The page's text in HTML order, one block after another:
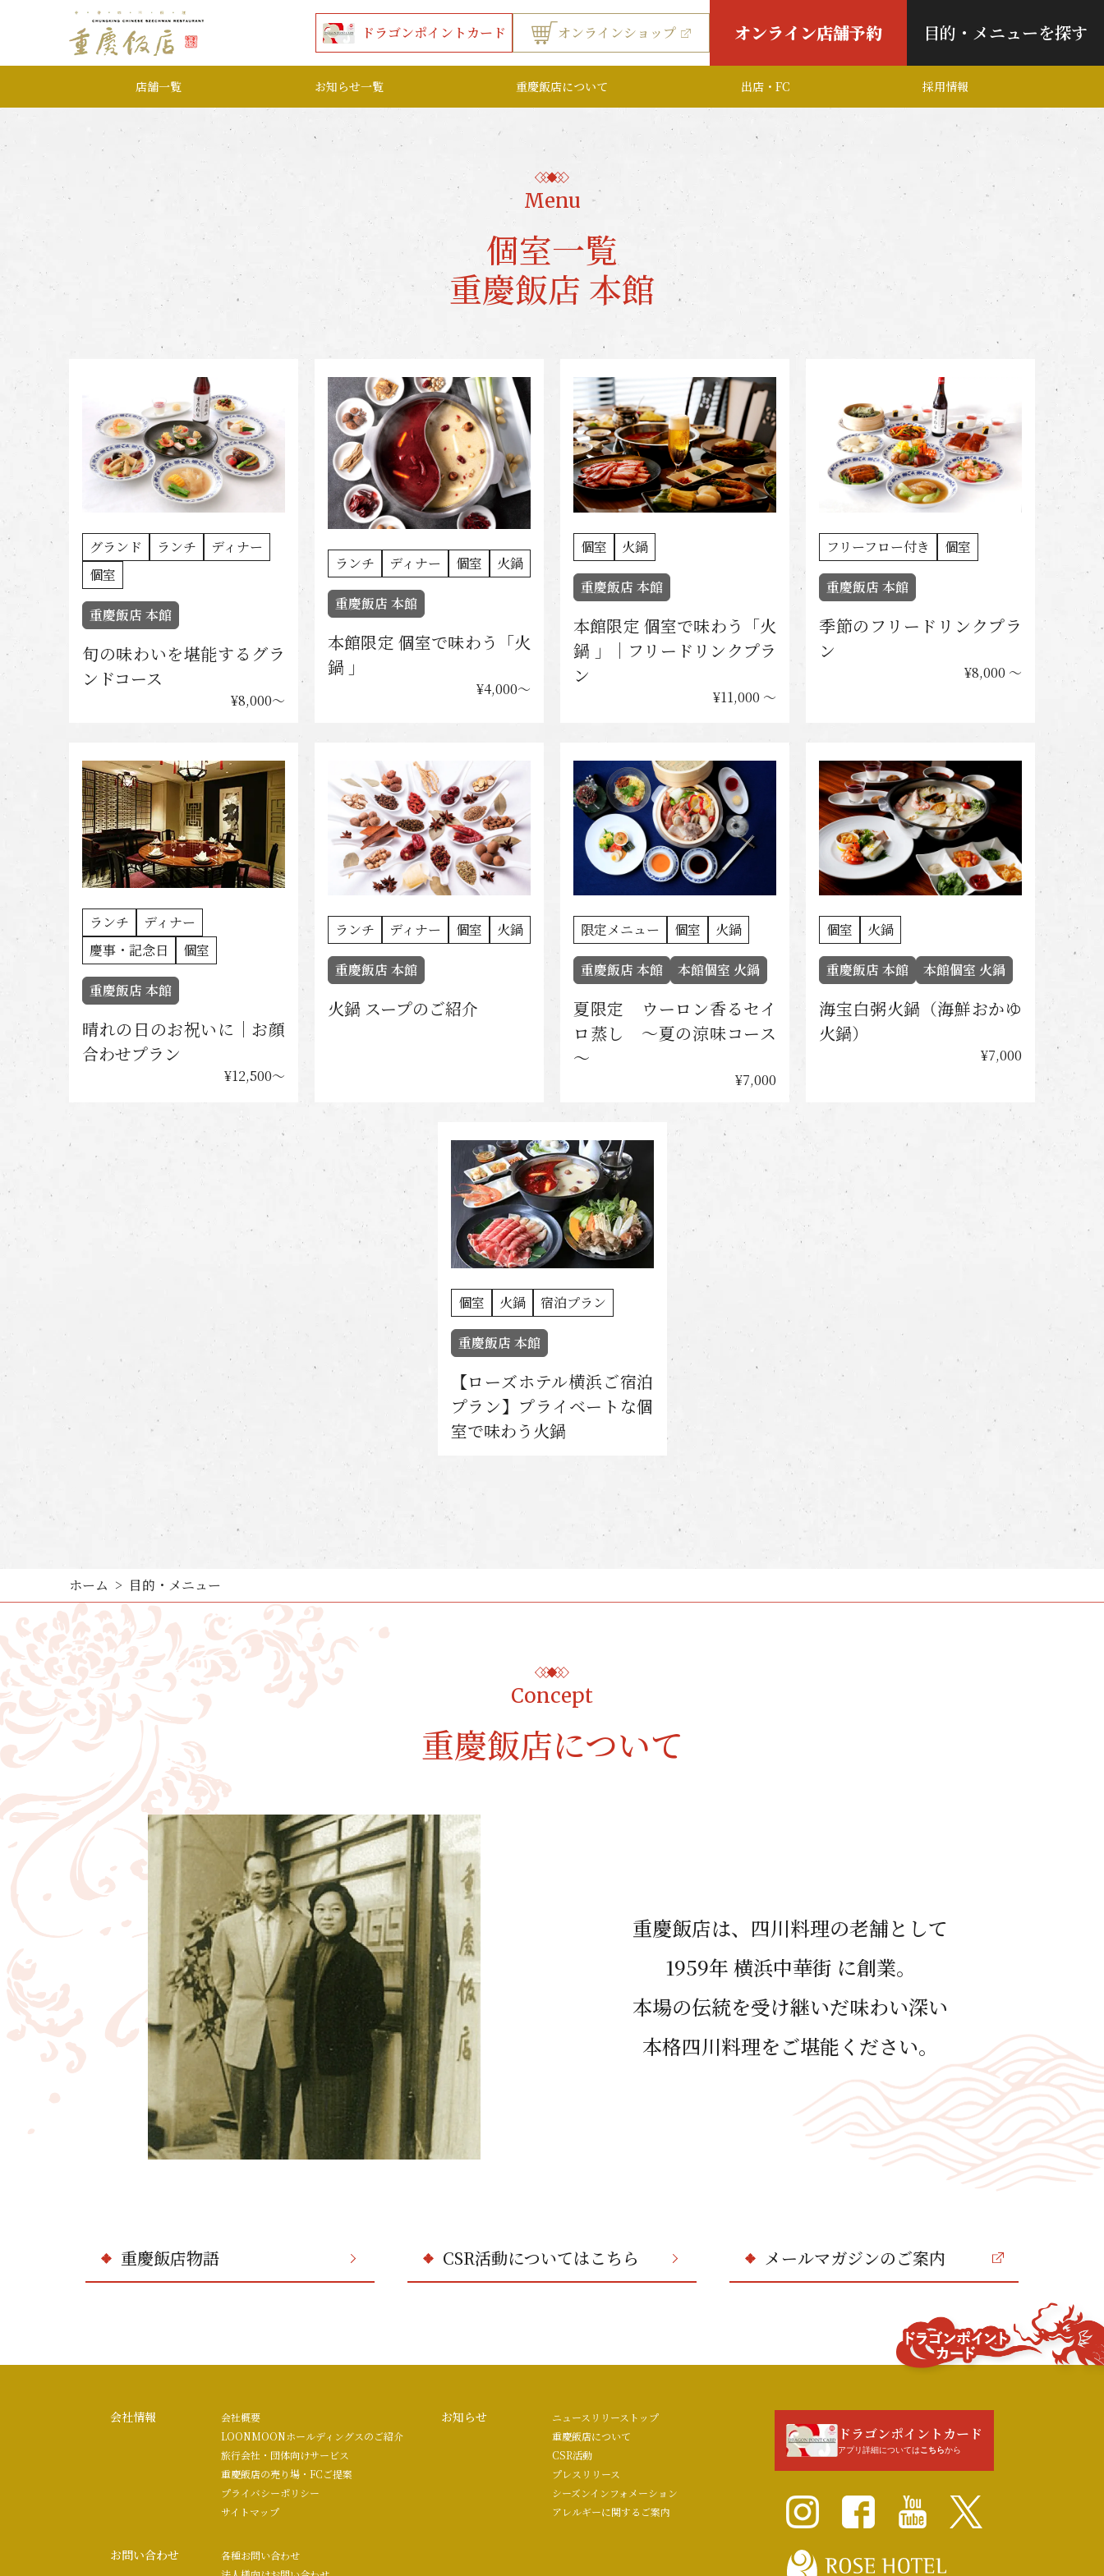
本文へ移動する
ドラゴンポイントカード オンラインショップ オンライン店舗予約 目的・メニューを探す
店舗一覧 お知らせ一覧 重慶飯店について 出店・FC 採用情報
Menu
個室一覧
重慶飯店 本館
グランド ランチ
ディナー
個室
重慶飯店 本館
旬の味わいを堪能するグラ
ンドコース
¥8,000〜
ランチ ディナー 個室 火鍋
重慶飯店 本館
本館限定 個室で味わう「火
鍋 」
¥4,000〜
個室 火鍋
重慶飯店 本館
本館限定 個室で味わう「火
鍋 」｜フリードリンクプラ
ン
¥11,000 〜
フリーフロー付き 個室
重慶飯店 本館
季節のフリードリンクプラ
ン
¥8,000 〜
ランチ
ディナー
慶事・記念日
個室
重慶飯店 本館
晴れの日のお祝いに｜お顔
合わせプラン
¥12,500〜
ランチ ディナー 個室 火鍋
重慶飯店 本館
火鍋 スープのご紹介
限定メニュー 個室 火鍋
重慶飯店 本館 本館個室 火鍋
夏限定 ウーロン香るセイ
ロ蒸し ～夏の涼味コース
～
¥7,000
個室 火鍋
重慶飯店 本館 本館個室 火鍋
海宝白粥火鍋（海鮮おかゆ
火鍋）
¥7,000
個室 火鍋 宿泊プラン
重慶飯店 本館
【ローズホテル横浜ご宿泊
プラン】プライベートな個
室で味わう火鍋
ホーム 目的・メニュー
Concept
重慶飯店について
重慶飯店は、四川料理の⽼舗として
1959年 横浜中華街 に創業。
本場の伝統を受け継いだ味わい深い
本格四川料理をご堪能ください。
重慶飯店物語 CSR活動についてはこちら メールマガジンのご案内
ドラゴンポイ
ント
カード
会社情報
会社概要
LOONMOONホールディングスのご紹介
旅行会社・団体向けサービス
重慶飯店の売り場・FCご提案
プライバシーポリシー
サイトマップ
お知らせ
ニュースリリーストップ
重慶飯店について
CSR活動
プレスリリース
シーズンインフォメーション
アレルギーに関するご案内
お問い合わせ
各種お問い合わせ
ドラゴンポイントカード
アプリ詳細についてはこちらから